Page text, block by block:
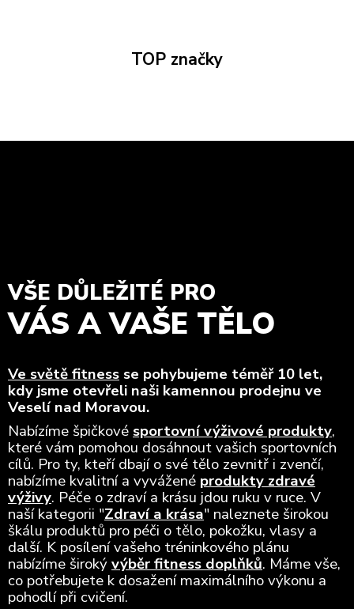
TOP značky
VŠE DŮLEŽITÉ PRO
VÁS A VAŠE TĚLO
Ve světě fitness se pohybujeme téměř 10 let,
kdy jsme otevřeli naši kamennou prodejnu ve
Veselí nad Moravou.
Nabízíme špičkové sportovní výživové produkty,
které vám pomohou dosáhnout vašich sportovních
cílů. Pro ty, kteří dbají o své tělo zevnitř i zvenčí,
nabízíme kvalitní a vyvážené produkty zdravé
výživy. Péče o zdraví a krásu jdou ruku v ruce. V
naší kategorii "Zdraví a krása" naleznete širokou
škálu produktů pro péči o tělo, pokožku, vlasy a
další. K posílení vašeho tréninkového plánu
nabízíme širokývýběr fitness doplňků. Máme vše,
co potřebujete k dosažení maximálního výkonu a
pohodlí při cvičení.